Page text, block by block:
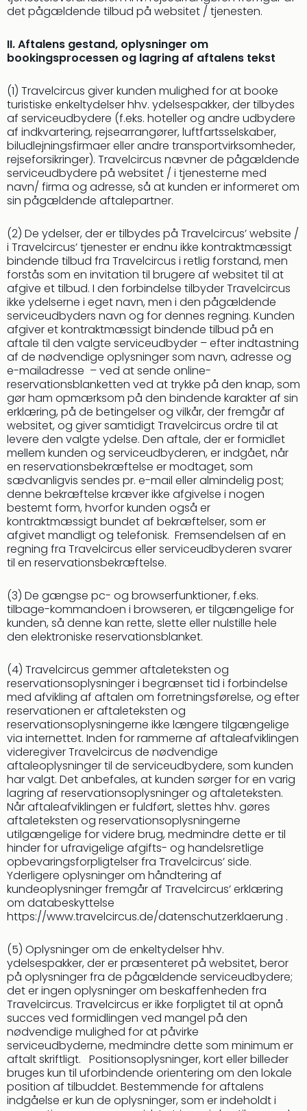
det pågældende tilbud på websitet / tjenesten.
II. Aftalens gestand, oplysninger om
bookingsprocessen og lagring af aftalens tekst
(1) Travelcircus giver kunden mulighed for at booke
turistiske enkeltydelser hhv. ydelsespakker, der tilbydes
af serviceudbydere (f.eks. hoteller og andre udbydere
af indkvartering, rejsearrangører, luftfartsselskaber,
biludlejningsfirmaer eller andre transportvirksomheder,
rejseforsikringer). Travelcircus nævner de pågældende
serviceudbydere på websitet / i tjenesterne med
navn/ firma og adresse, så at kunden er informeret om
sin pågældende aftalepartner.
(2) De ydelser, der er tilbydes på Travelcircus’ website /
i Travelcircus’ tjenester er endnu ikke kontraktmæssigt
bindende tilbud fra Travelcircus i retlig forstand, men
forstås som en invitation til brugere af websitet til at
afgive et tilbud. I den forbindelse tilbyder Travelcircus
ikke ydelserne i eget navn, men i den pågældende
serviceudbyders navn og for dennes regning. Kunden
afgiver et kontraktmæssigt bindende tilbud på en
aftale til den valgte serviceudbyder – efter indtastning
af de nødvendige oplysninger som navn, adresse og
e-mailadresse – ved at sende online-
reservationsblanketten ved at trykke på den knap, som
gør ham opmærksom på den bindende karakter af sin
erklæring, på de betingelser og vilkår, der fremgår af
websitet, og giver samtidigt Travelcircus ordre til at
levere den valgte ydelse. Den aftale, der er formidlet
mellem kunden og serviceudbyderen, er indgået, når
en reservationsbekræftelse er modtaget, som
sædvanligvis sendes pr. e-mail eller almindelig post;
denne bekræftelse kræver ikke afgivelse i nogen
bestemt form, hvorfor kunden også er
kontraktmæssigt bundet af bekræftelser, som er
afgivet mandligt og telefonisk. Fremsendelsen af en
regning fra Travelcircus eller serviceudbyderen svarer
til en reservationsbekræftelse.
(3) De gængse pc- og browserfunktioner, f.eks.
tilbage-kommandoen i browseren, er tilgængelige for
kunden, så denne kan rette, slette eller nulstille hele
den elektroniske reservationsblanket.
(4) Travelcircus gemmer aftaleteksten og
reservationsoplysninger i begrænset tid i forbindelse
med afvikling af aftalen om forretningsførelse, og efter
reservationen er aftaleteksten og
reservationsoplysningerne ikke længere tilgængelige
via internettet. Inden for rammerne af aftaleafviklingen
videregiver Travelcircus de nødvendige
aftaleoplysninger til de serviceudbydere, som kunden
har valgt. Det anbefales, at kunden sørger for en varig
lagring af reservationsoplysninger og aftaleteksten.
Når aftaleafviklingen er fuldført, slettes hhv. gøres
aftaleteksten og reservationsoplysningerne
utilgængelige for videre brug, medmindre dette er til
hinder for ufravigelige afgifts- og handelsretlige
opbevaringsforpligtelser fra Travelcircus’ side.
Yderligere oplysninger om håndtering af
kundeoplysninger fremgår af Travelcircus’ erklæring
om databeskyttelse
https://www.travelcircus.de/datenschutzerklaerung .
(5) Oplysninger om de enkeltydelser hhv.
ydelsespakker, der er præsenteret på websitet, beror
på oplysninger fra de pågældende serviceudbydere;
det er ingen oplysninger om beskaffenheden fra
Travelcircus. Travelcircus er ikke forpligtet til at opnå
succes ved formidlingen ved mangel på den
nødvendige mulighed for at påvirke
serviceudbyderne, medmindre dette som minimum er
aftalt skriftligt. Positionsoplysninger, kort eller billeder
bruges kun til uforbindende orientering om den lokale
position af tilbuddet. Bestemmende for aftalens
indgåelse er kun de oplysninger, som er indeholdt i